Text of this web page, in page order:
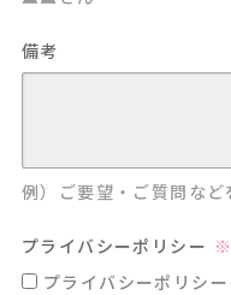
備考
例）ご要望・ご質問など
プライバシーポリシー
プライバシーポリシー